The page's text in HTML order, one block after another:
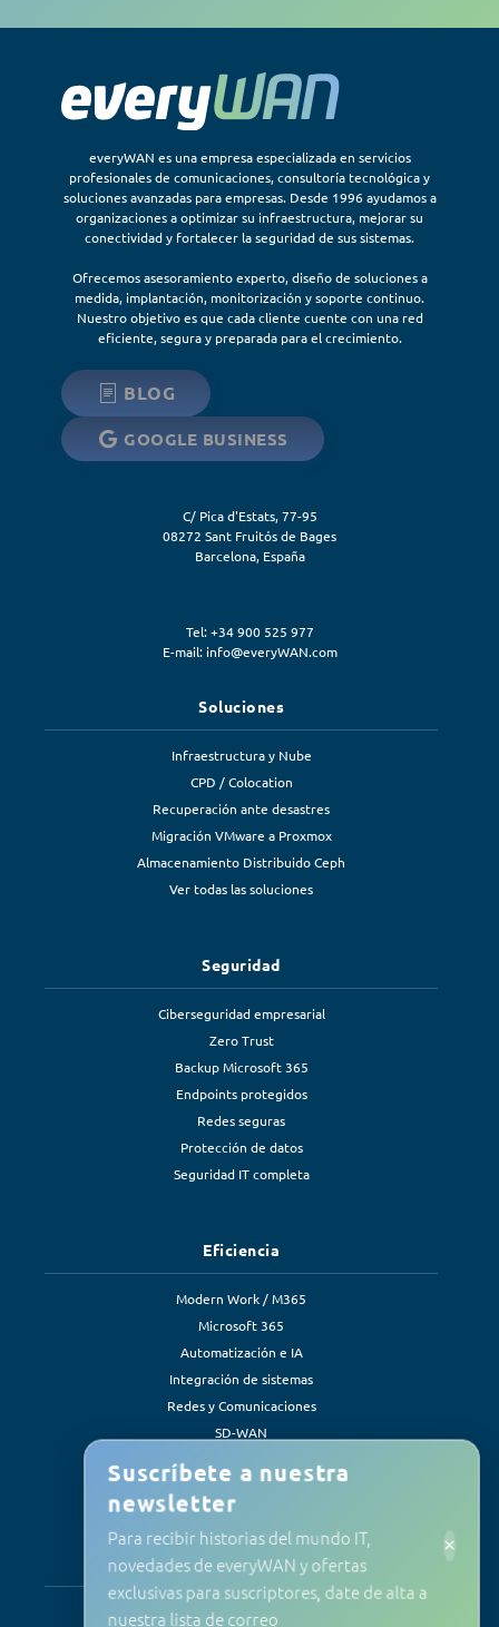
everyWAN es una empresa especializada en servicios
profesionales de comunicaciones, consultoría tecnológica y
soluciones avanzadas para empresas. Desde 1996 ayudamos a
organizaciones a optimizar su infraestructura, mejorar su
conectividad y fortalecer la seguridad de sus sistemas.
Ofrecemos asesoramiento experto, diseño de soluciones a
medida, implantación, monitorización y soporte continuo.
Nuestro objetivo es que cada cliente cuente con una red
eficiente, segura y preparada para el crecimiento.
BLOG
GOOGLE BUSINESS
C/ Pica d'Estats, 77-95
08272 Sant Fruitós de Bages
Barcelona, España
Tel: +34 900 525 977
E-mail: info@everyWAN.com
Soluciones
Infraestructura y Nube
CPD / Colocation
Recuperación ante desastres
Migración VMware a Proxmox
Almacenamiento Distribuido Ceph
Ver todas las soluciones
Seguridad
Ciberseguridad empresarial
Zero Trust
Backup Microsoft 365
Endpoints protegidos
Redes seguras
Protección de datos
Seguridad IT completa
Eficiencia
Modern Work / M365
Microsoft 365
Automatización e IA
Integración de sistemas
Redes y Comunicaciones
SD-WAN
Servicios
Soporte y mantenimiento
Suscríbete a nuestra
newsletter
Para recibir historias del mundo IT,
novedades de everyWAN y ofertas
exclusivas para suscriptores, date de alta a
nuestra lista de correo
×